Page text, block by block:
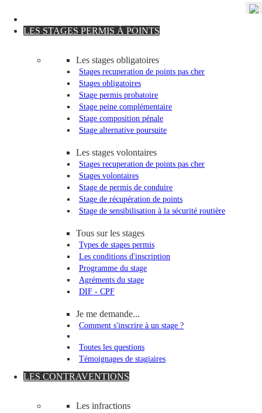
LES STAGES PERMIS À POINTS
Les stages obligatoires
Stages recuperation de points pas cher
Stages obligatoires
Stage permis probatoire
Stage peine complémentaire
Stage composition pénale
Stage alternative poursuite
Les stages volontaires
Stages recuperation de points pas cher
Stages volontaires
Stage de permis de conduire
Stage de récupération de points
Stage de sensibilisation à la sécurité routière
Tous sur les stages
Types de stages permis
Les conditions d'inscription
Programme du stage
Agréments du stage
DIF - CPF
Je me demande...
Comment s'inscrire à un stage ?
Toutes les questions
Témoignages de stagiaires
LES CONTRAVENTIONS
Les infractions